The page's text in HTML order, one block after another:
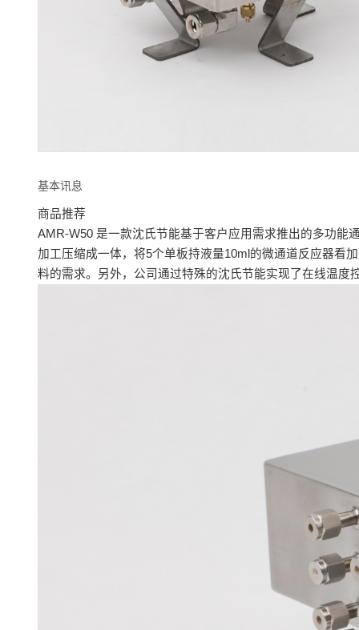
基本讯息
商品推荐
AMR-W50 是一款沈氏节能基于客户应用需求推出的多功能
加工压缩成一体，将5个单板持液量10ml的微通道反应器看
料的需求。另外，公司通过特殊的沈氏节能实现了在线温度